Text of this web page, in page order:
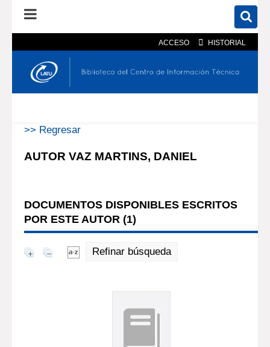
ACCESO HISTORIAL
En el catálogo En el sitio
>> Regresar
AUTOR VAZ MARTINS, DANIEL
DOCUMENTOS DISPONIBLES ESCRITOS
POR ESTE AUTOR (1)
Refinar búsqueda